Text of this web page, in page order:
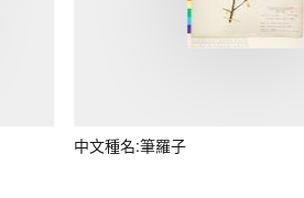
中文種名:筆羅子